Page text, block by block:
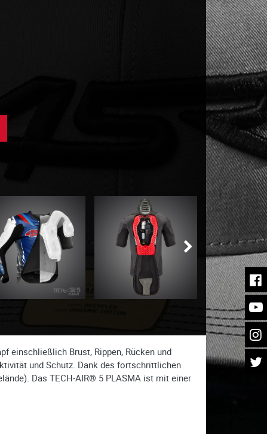
einschließlich Brust, Rippen, Rücken und
und Schutz. Dank des fortschrittlichen
Das TECH-AIR® 5 PLASMA ist mit einer